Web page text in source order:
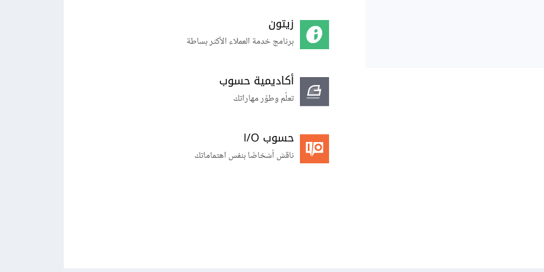
زيتون
برنامج خدمة العملاء الأكثر بساطة
أكاديمية حسوب
تعلّم وطوّر مهاراتك
حسوب I/O
ناقش أشخاصًا بنفس اهتماماتك